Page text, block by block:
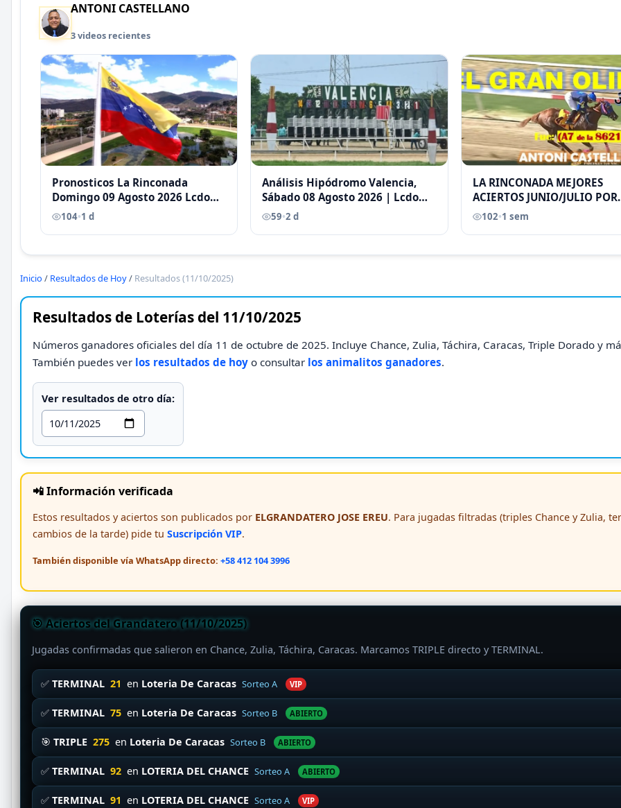
ANTONI CASTELLANO
3 videos recientes
Pronosticos La Rinconada
Domingo 09 Agosto 2026 Lcdo
Antoni Castellano
104•1 d
Análisis Hipódromo Valencia,
Sábado 08 Agosto 2026 | Lcdo
Antoni Castellano |
59•2 d
LA RINCONADA MEJORES
ACIERTOS JUNIO/JULIO POR
ANTONI CASTELLANO
102•1 sem
Inicio / Resultados de Hoy/ Resultados (11/10/2025)
Resultados de Loterías del 11/10/2025
Números ganadores oficiales del día 11 de octubre de 2025. Incluye Chance, Zulia, Táchira, Caracas, Triple Dorado y
También puedes ver los resultados de hoy o consultar los animalitos ganadores.
Ver resultados de otro día:
📲 Información verificada
Estos resultados y aciertos son publicados por ELGRANDATERO JOSE EREU. Para jugadas filtradas (triples Chance y Zulia,
cambios de la tarde) pide tu Suscripción VIP.
También disponible vía WhatsApp directo: +58 412 104 3996
🎯 Aciertos del Grandatero (11/10/2025)
Jugadas confirmadas que salieron en Chance, Zulia, Táchira, Caracas. Marcamos TRIPLE directo y TERMINAL.
✅ TERMINAL 21 en Loteria De Caracas Sorteo A VIP
✅ TERMINAL 75 en Loteria De Caracas Sorteo B ABIERTO
🎯 TRIPLE 275 en Loteria De Caracas Sorteo B ABIERTO
✅ TERMINAL 92 en LOTERIA DEL CHANCE Sorteo A ABIERTO
✅ TERMINAL 91 en LOTERIA DEL CHANCE Sorteo A VIP